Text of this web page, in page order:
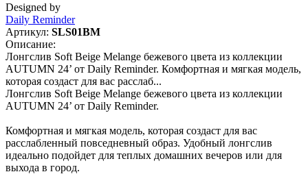
Designed by
Daily Reminder
Артикул: SLS01BM
Описание:
Лонгслив Soft Beige Melange бежевого цвета из коллекции
AUTUMN 24’ от Daily Reminder. Комфортная и мягкая модель,
которая создаст для вас расслаб...
Лонгслив Soft Beige Melange бежевого цвета из коллекции
AUTUMN 24’ от Daily Reminder.
Комфортная и мягкая модель, которая создаст для вас
расслабленный повседневный образ. Удобный лонгслив
идеально подойдет для теплых домашних вечеров или для
выхода в город.